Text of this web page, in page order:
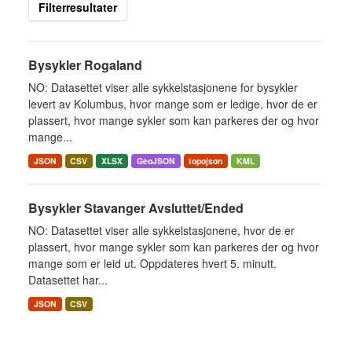
Filterresultater
Bysykler Rogaland
NO: Datasettet viser alle sykkelstasjonene for bysykler
levert av Kolumbus, hvor mange som er ledige, hvor de er
plassert, hvor mange sykler som kan parkeres der og hvor
mange...
JSON CSV XLSX GeoJSON topojson KML
Bysykler Stavanger Avsluttet/Ended
NO: Datasettet viser alle sykkelstasjonene, hvor de er
plassert, hvor mange sykler som kan parkeres der og hvor
mange som er leid ut. Oppdateres hvert 5. minutt.
Datasettet har...
JSON CSV